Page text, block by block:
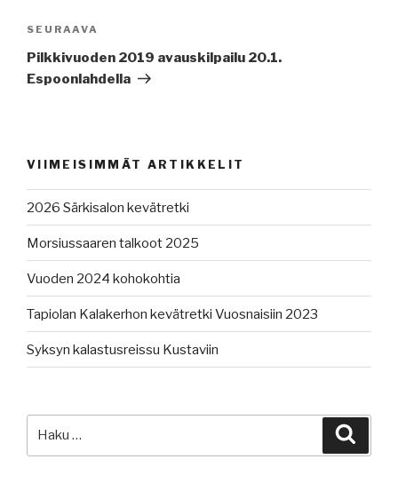
Seuraava
artikkeli
SEURAAVA
Pilkkivuoden 2019 avauskilpailu 20.1.
Espoonlahdella
VIIMEISIMMÄT ARTIKKELIT
2026 Särkisalon kevätretki
Morsiussaaren talkoot 2025
Vuoden 2024 kohokohtia
Tapiolan Kalakerhon kevätretki Vuosnaisiin 2023
Syksyn kalastusreissu Kustaviin